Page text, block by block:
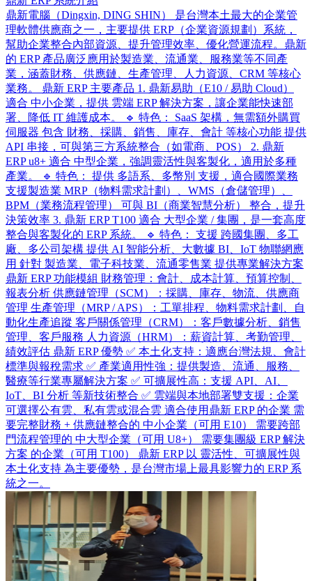
鼎新電腦（Dingxin, DING SHIN） 是台灣本土最大的企業管
理軟體供應商之一，主要提供 ERP（企業資源規劃）系統，
幫助企業整合內部資源、提升管理效率、優化營運流程。鼎新
的 ERP 產品廣泛應用於製造業、流通業、服務業等不同產
業，涵蓋財務、供應鏈、生產管理、人力資源、CRM 等核心
業務。 鼎新 ERP 主要產品 1. 鼎新易助（E10 / 易助 Cloud）
適合 中小企業，提供 雲端 ERP 解決方案，讓企業能快速部
署、降低 IT 維護成本。 🔹 特色： SaaS 架構，無需額外購買
伺服器 包含 財務、採購、銷售、庫存、會計 等核心功能 提供
API 串接，可與第三方系統整合（如電商、POS） 2. 鼎新
ERP u8+ 適合 中型企業，強調靈活性與客製化，適用於多種
產業。 🔹 特色： 提供 多語系、多幣別 支援，適合國際業務
支援製造業 MRP（物料需求計劃）、WMS（倉儲管理）、
BPM（業務流程管理） 可與 BI（商業智慧分析） 整合，提升
決策效率 3. 鼎新 ERP T100 適合 大型企業 / 集團，是一套高度
整合與客製化的 ERP 系統。 🔹 特色： 支援 跨國集團、多工
廠、多公司架構 提供 AI 智能分析、大數據 BI、IoT 物聯網應
用 針對 製造業、電子科技業、流通零售業 提供專業解決方案
鼎新 ERP 功能模組 財務管理：會計、成本計算、預算控制、
報表分析 供應鏈管理（SCM）：採購、庫存、物流、供應商
管理 生產管理（MRP / APS）：工單排程、物料需求計劃、自
動化生產追蹤 客戶關係管理（CRM）：客戶數據分析、銷售
管理、客戶服務 人力資源（HRM）：薪資計算、考勤管理、
績效評估 鼎新 ERP 優勢 ✅ 本土化支持：適應台灣法規、會計
標準與報稅需求 ✅ 產業適用性強：提供製造、流通、服務、
醫療等行業專屬解決方案 ✅ 可擴展性高：支援 API、AI、
IoT、BI 分析 等新技術整合 ✅ 雲端與本地部署雙支援：企業
可選擇公有雲、私有雲或混合雲 適合使用鼎新 ERP 的企業 需
要完整財務 + 供應鏈整合的 中小企業（可用 E10） 需要跨部
門流程管理的 中大型企業（可用 U8+） 需要集團級 ERP 解決
方案 的企業（可用 T100） 鼎新 ERP 以 靈活性、可擴展性與
本土化支持 為主要優勢，是台灣市場上最具影響力的 ERP 系
統之一。